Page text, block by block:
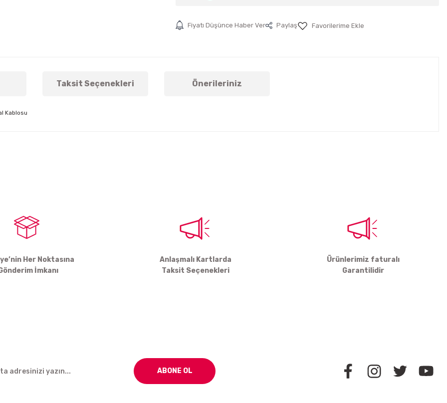
Fiyatı Düşünce Haber Ver Paylaş
Taksit Seçenekleri Önerileriniz
Kablosu
Her Noktasına
İmkanı
Anlaşmalı Kartlarda
Taksit Seçenekleri
Ürünlerimiz faturalı
Garantilidir
ABONE OL